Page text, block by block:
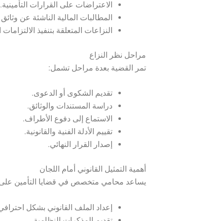
الاعتراضات على القرارات التأمينية.
المطالبات المالية الناشئة عن وثائق
النزاعات المتعلقة بتنفيذ الالتزامات
مراحل نظر النزاع
تمر القضية بعدة مراحل تشمل:
تقديم الشكوى أو الدعوى.
دراسة المستندات والوثائق.
الاستماع إلى دفوع الأطراف.
تقييم الأدلة الفنية والقانونية.
إصدار القرار النهائي.
أهمية التمثيل القانوني أمام اللجان
يساعد محامي متخصص في قضايا التأمين
إعداد الملف القانوني بشكل